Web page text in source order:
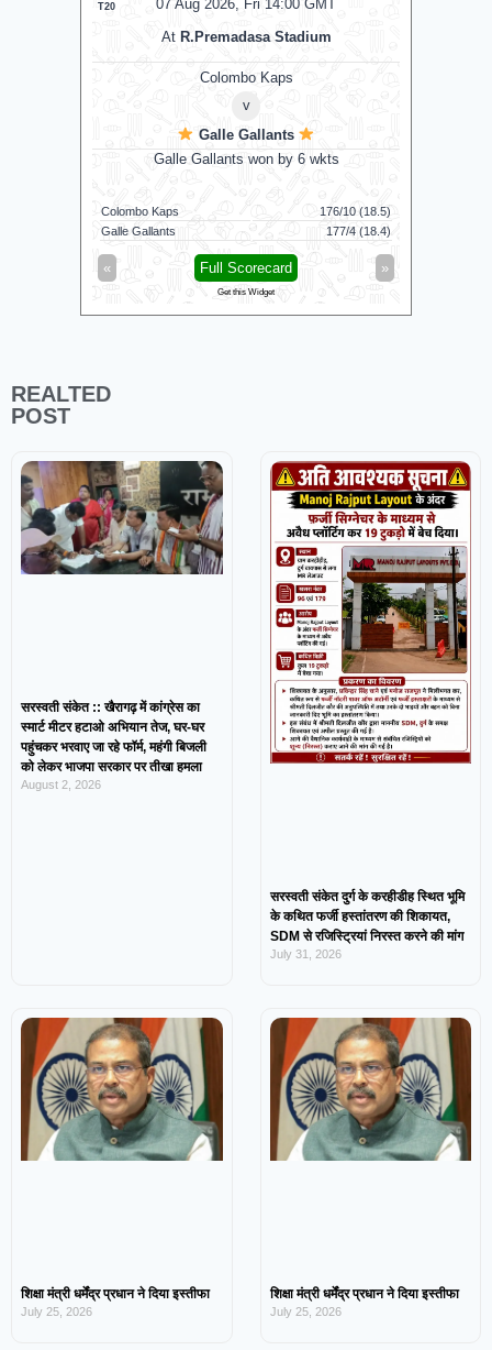
07 Aug 2026, Fri 14:00 GMT
T20
At R.Premadasa Stadium
Colombo Kaps
v
Galle Gallants
Galle Gallants won by 6 wkts
Colombo Kaps
176/10 (18.5)
Galle Gallants
177/4 (18.4)
« »
Full Scorecard
Get this Widget
REALTED
POST
सरस्वती संकेत :: खैरागढ़ में कांग्रेस का
स्मार्ट मीटर हटाओ अभियान तेज, घर-घर
पहुंचकर भरवाए जा रहे फॉर्म, महंगी बिजली
को लेकर भाजपा सरकार पर तीखा हमला
August 2, 2026
सरस्वती संकेत दुर्ग के करहीडीह स्थित भूमि
के कथित फर्जी हस्तांतरण की शिकायत,
SDM से रजिस्ट्रियां निरस्त करने की मांग
July 31, 2026
शिक्षा मंत्री धर्मेंद्र प्रधान ने दिया इस्तीफा
July 25, 2026
शिक्षा मंत्री धर्मेंद्र प्रधान ने दिया इस्तीफा
July 25, 2026